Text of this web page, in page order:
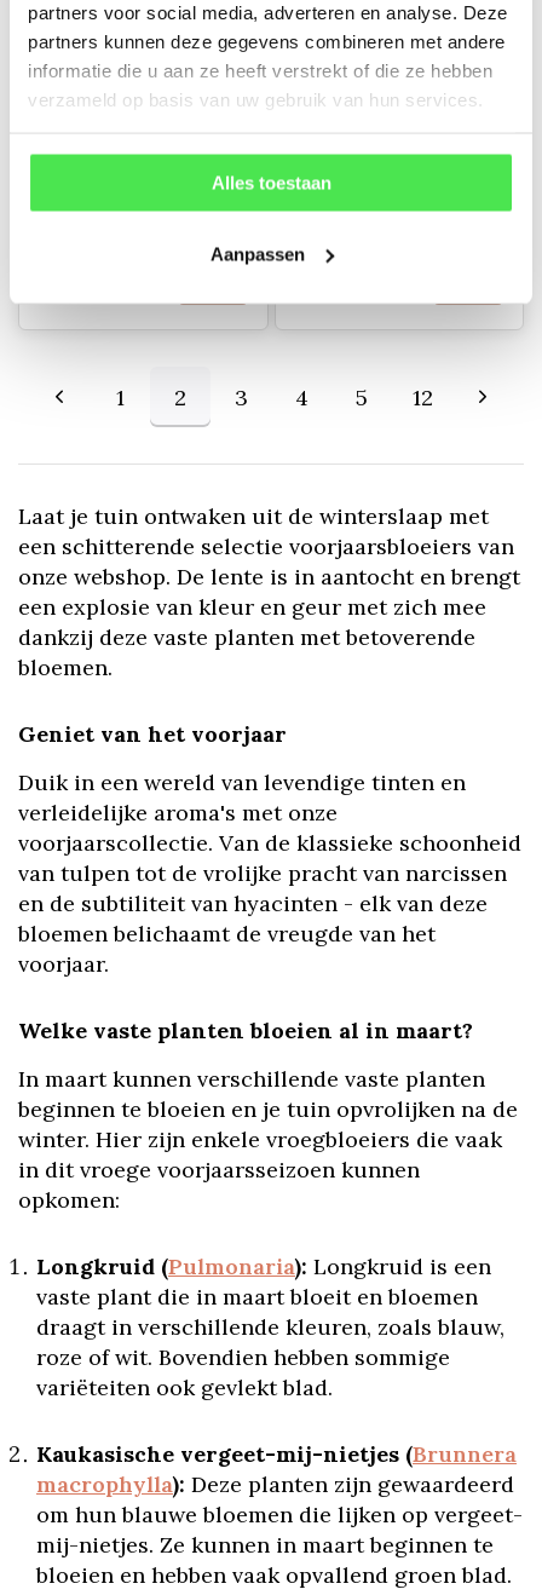
partners voor social media, adverteren en analyse. Deze
partners kunnen deze gegevens combineren met andere
informatie die u aan ze heeft verstrekt of die ze hebben
verzameld op basis van uw gebruik van hun services.
Alles toestaan
Aanpassen
Echinacea 'Hot
-10%
Steenanjer -
Dianthus deltoides
€1,98
1 2 3 4 5 12
Laat je tuin ontwaken uit de winterslaap met
een schitterende selectie voorjaarsbloeiers van
onze webshop. De lente is in aantocht en brengt
een explosie van kleur en geur met zich mee
dankzij deze vaste planten met betoverende
bloemen.
Geniet van het voorjaar
Duik in een wereld van levendige tinten en
verleidelijke aroma's met onze
voorjaarscollectie. Van de klassieke schoonheid
van tulpen tot de vrolijke pracht van narcissen
en de subtiliteit van hyacinten - elk van deze
bloemen belichaamt de vreugde van het
voorjaar.
Welke vaste planten bloeien al in maart?
In maart kunnen verschillende vaste planten
beginnen te bloeien en je tuin opvrolijken na de
winter. Hier zijn enkele vroegbloeiers die vaak
in dit vroege voorjaarsseizoen kunnen
opkomen:
Longkruid (Pulmonaria): Longkruid is een
vaste plant die in maart bloeit en bloemen
draagt in verschillende kleuren, zoals blauw,
roze of wit. Bovendien hebben sommige
variëteiten ook gevlekt blad.
Kaukasische vergeet-mij-nietjes (Brunnera
macrophylla): Deze planten zijn gewaardeerd
om hun blauwe bloemen die lijken op vergeet-
mij-nietjes. Ze kunnen in maart beginnen te
bloeien en hebben vaak opvallend groen blad.